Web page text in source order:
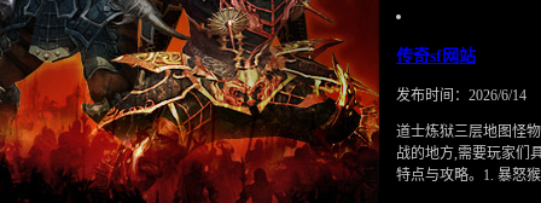
传奇sf网站
发布时间：2026/6/14
道士炼狱三层地图怪
战的地方,需要玩家们
特点与攻略。1. 暴怒